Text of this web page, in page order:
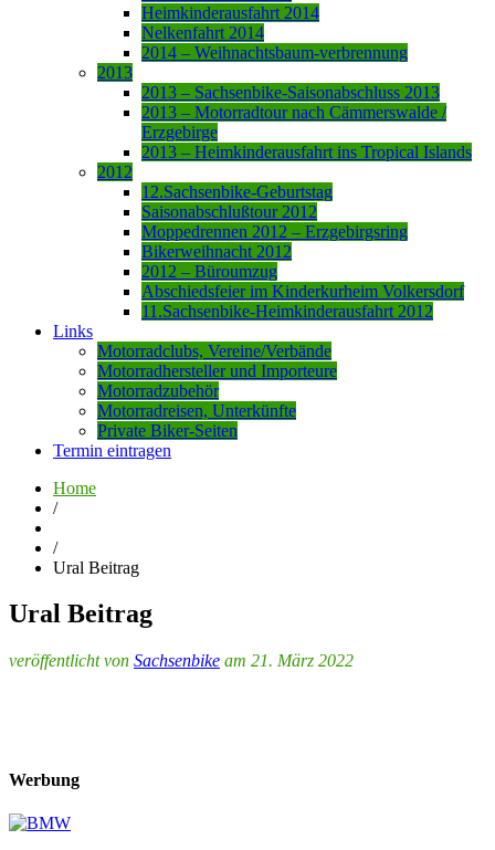
Heimkinderausfahrt 2014
Nelkenfahrt 2014
2014 – Weihnachtsbaum-verbrennung
2013
2013 – Sachsenbike-Saisonabschluss 2013
2013 – Motorradtour nach Cämmerswalde /
Erzgebirge
2013 – Heimkinderausfahrt ins Tropical Islands
2012
12.Sachsenbike-Geburtstag
Saisonabschlußtour 2012
Moppedrennen 2012 – Erzgebirgsring
Bikerweihnacht 2012
2012 – Büroumzug
Abschiedsfeier im Kinderkurheim Volkersdorf
11.Sachsenbike-Heimkinderausfahrt 2012
Links
Motorradclubs, Vereine/Verbände
Motorradhersteller und Importeure
Motorradzubehör
Motorradreisen, Unterkünfte
Private Biker-Seiten
Termin eintragen
Home
/
/
Ural Beitrag
Ural Beitrag
veröffentlicht von Sachsenbike am 21. März 2022
Werbung